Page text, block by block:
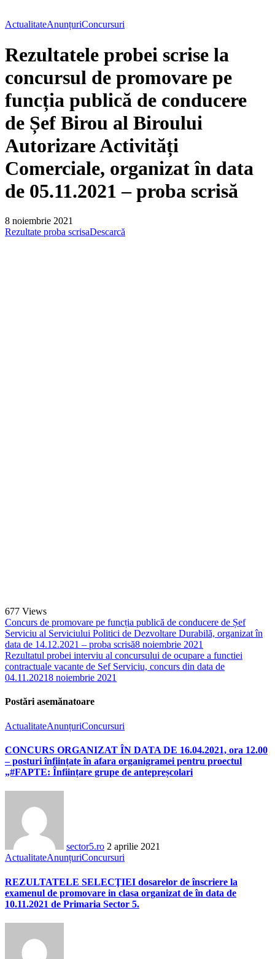
ActualitateAnunțuriConcursuri
Rezultatele probei scrise la
concursul de promovare pe
funcția publică de conducere
de Șef Birou al Biroului
Autorizare Activități
Comerciale, organizat în data
de 05.11.2021 – proba scrisă
8 noiembrie 2021
Rezultate proba scrisaDescarcă
677 Views
Concurs de promovare pe funcția publică de conducere de Șef
Serviciu al Serviciului Politici de Dezvoltare Durabilă, organizat în
data de 14.12.2021 – proba scrisă8 noiembrie 2021
Rezultatul probei interviu al concursului de ocupare a functiei
contractuale vacante de Sef Serviciu, concurs din data de
04.11.20218 noiembrie 2021
Postări asemănatoare
ActualitateAnunțuriConcursuri
CONCURS ORGANIZAT ÎN DATA DE 16.04.2021, ora 12.00
– posturi înființate în afara organigramei pentru proectul
„#FAPTE: Înființare grupe de antepreșcolari
sector5.ro 2 aprilie 2021
ActualitateAnunțuriConcursuri
REZULTATELE SELECŢIEI dosarelor de înscriere la
examenul de promovare in clasa organizat de în data de
10.11.2021 de Primaria Sector 5.